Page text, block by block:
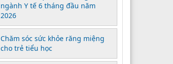
ngành Y tế 6 tháng đầu năm
2026
Chăm sóc sức khỏe răng miệng
cho trẻ tiểu học